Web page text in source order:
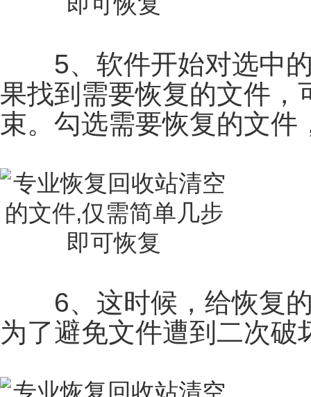
5、软件开始对选中的
果找到需要恢复的文件，
束。勾选需要恢复的文件
6、这时候，给恢复的
为了避免文件遭到二次